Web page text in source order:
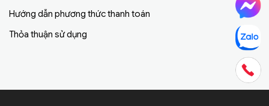
Hướng dẫn phương thức thanh toán
Thỏa thuận sử dụng